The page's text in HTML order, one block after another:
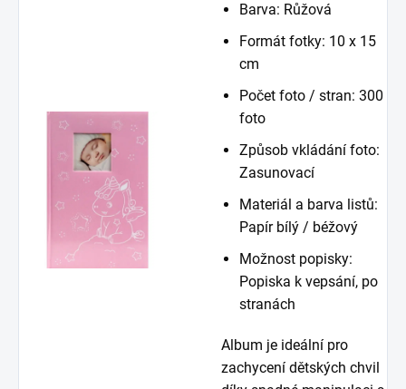
Barva: Růžová
Formát fotky: 10 x 15
cm
Počet foto / stran: 300
foto
Způsob vkládání foto:
Zasunovací
Materiál a barva listů:
Papír bílý / béžový
Možnost popisky:
Popiska k vepsání, po
stranách
Album je ideální pro
zachycení dětských chvil